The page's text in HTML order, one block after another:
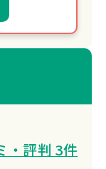
・評判 3件